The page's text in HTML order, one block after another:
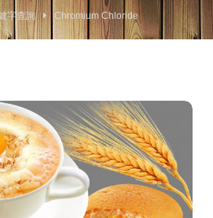
字查詢 Chromium Chloride